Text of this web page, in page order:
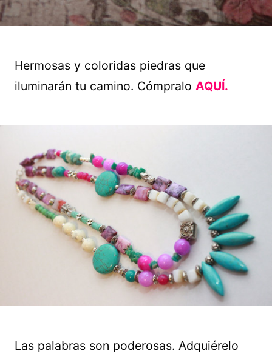
Hermosas y coloridas piedras que
iluminarán tu camino. Cómpralo AQUÍ.
Las palabras son poderosas. Adquiérelo